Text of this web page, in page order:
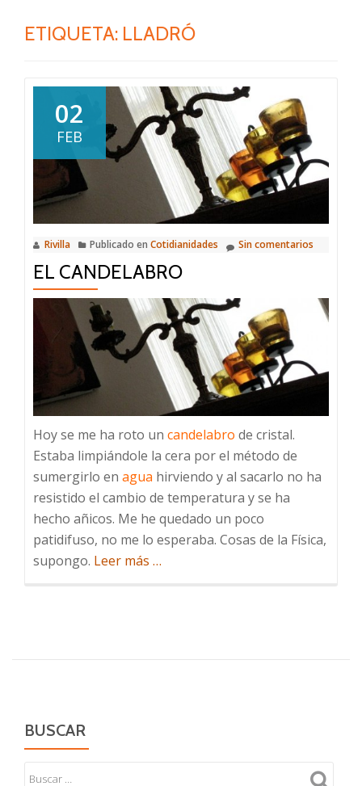
ETIQUETA: LLADRÓ
02
FEB
Rivilla Publicado en Cotidianidades Sin comentarios
EL CANDELABRO
Hoy se me ha roto un candelabro de cristal.
Estaba limpiándole la cera por el método de
sumergirlo en agua hirviendo y al sacarlo no ha
resistido el cambio de temperatura y se ha
hecho añicos. Me he quedado un poco
patidifuso, no me lo esperaba. Cosas de la Física,
supongo. Leer más acerca
…
BUSCAR